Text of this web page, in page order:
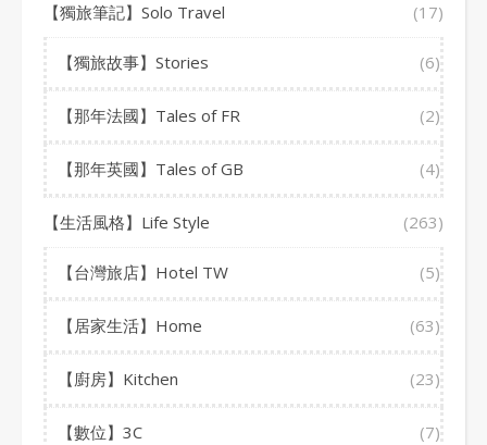
【獨旅筆記】Solo Travel (17)
【獨旅故事】Stories (6)
【那年法國】Tales of FR (2)
【那年英國】Tales of GB (4)
【生活風格】Life Style (263)
【台灣旅店】Hotel TW (5)
【居家生活】Home (63)
【廚房】Kitchen (23)
【數位】3C (7)